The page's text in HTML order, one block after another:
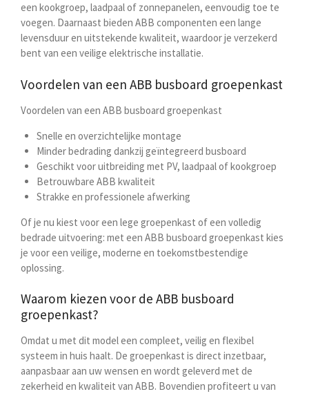
een kookgroep, laadpaal of zonnepanelen, eenvoudig toe te
voegen. Daarnaast bieden ABB componenten een lange
levensduur en uitstekende kwaliteit, waardoor je verzekerd
bent van een veilige elektrische installatie.
Voordelen van een ABB busboard groepenkast
Voordelen van een ABB busboard groepenkast
Snelle en overzichtelijke montage
Minder bedrading dankzij geïntegreerd busboard
Geschikt voor uitbreiding met PV, laadpaal of kookgroep
Betrouwbare ABB kwaliteit
Strakke en professionele afwerking
Of je nu kiest voor een lege groepenkast of een volledig
bedrade uitvoering: met een ABB busboard groepenkast kies
je voor een veilige, moderne en toekomstbestendige
oplossing.
Waarom kiezen voor de ABB busboard
groepenkast?
Omdat u met dit model een compleet, veilig en flexibel
systeem in huis haalt. De groepenkast is direct inzetbaar,
aanpasbaar aan uw wensen en wordt geleverd met de
zekerheid en kwaliteit van ABB. Bovendien profiteert u van